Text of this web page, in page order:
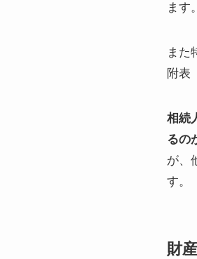
ます。
また
附表
相続
るの
が、
す。
財